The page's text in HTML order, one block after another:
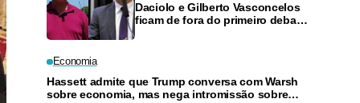
Daciolo e Gilberto Vasconcelos
ficam de fora do primeiro debate
Economia
Hassett admite que Trump conversa com Warsh
sobre economia, mas nega intromissão sobre